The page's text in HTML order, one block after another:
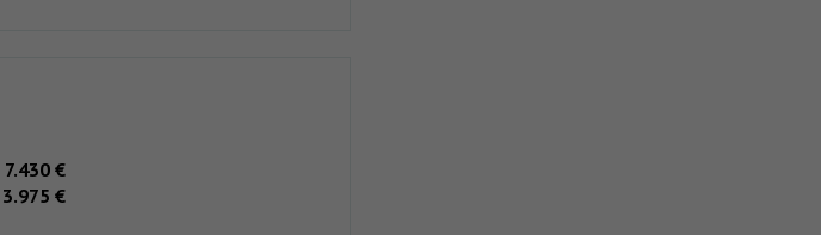
7.430 €
3.975 €